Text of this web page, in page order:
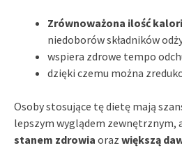
Zrównoważona ilość
niedoborów składników
wspiera zdrowe tempo
dzięki czemu można
Osoby stosujące tę dietę mają
lepszym wyglądem zewnętrznym,
stanem zdrowia oraz większą